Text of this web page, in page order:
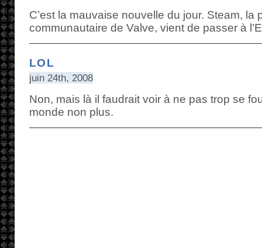
C’est la mauvaise nouvelle du jour. Steam, la
communautaire de Valve, vient de passer à
LOL
juin 24th, 2008
Non, mais là il faudrait voir à ne pas trop se
monde non plus.